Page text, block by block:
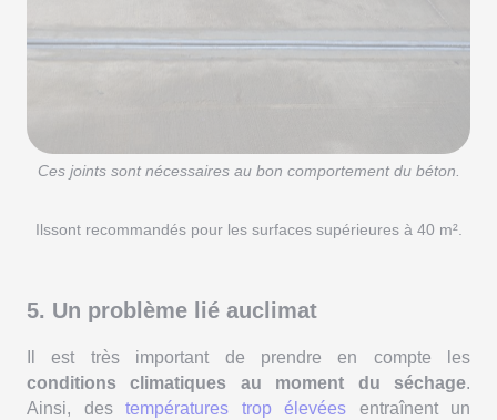
Ces joints sont nécessaires au bon comportement du béton.
Ilssont recommandés pour les surfaces supérieures à 40 m².
5. Un problème lié auclimat
Il est très important de prendre en compte les
conditions climatiques au moment du séchage.
Ainsi, des températures trop élevées entraînent un